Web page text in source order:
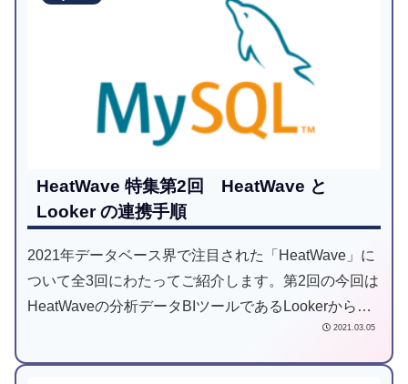
HeatWave 特集第2回 HeatWave と
Looker の連携手順
2021年データベース界で注目された「HeatWave」に
ついて全3回にわたってご紹介します。第2回の今回は
HeatWaveの分析データBIツールであるLookerから確
認するための連携方法についてご案内します。 2021.03.05